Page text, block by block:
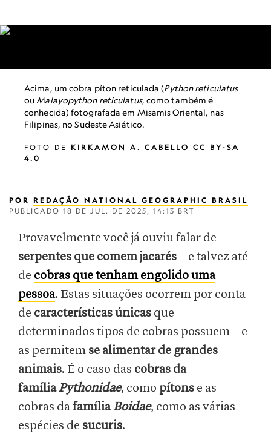
Acima, um cobra píton reticulada (Python reticulatus
ou Malayopython reticulatus, como também é
conhecida) fotografada em Misamis Oriental, nas
Filipinas, no Sudeste Asiático.
FOTO DE KIRKAMON A. CABELLO CC BY-SA
4.0
POR REDAÇÃO NATIONAL GEOGRAPHIC BRASIL
PUBLICADO 18 DE JUL. DE 2025, 14:13 BRT
Provavelmente você já ouviu falar de
serpentes que comem jacarés – e talvez até
de cobras que tenham engolido uma
pessoa. Estas situações ocorrem por conta
de características únicas que
determinados tipos de cobras possuem – e
as permitem se alimentar de grandes
animais. É o caso das cobras da
famíliaPythonidae, como pítons e as
cobras dafamíliaBoidae, como as várias
espécies de sucuris.